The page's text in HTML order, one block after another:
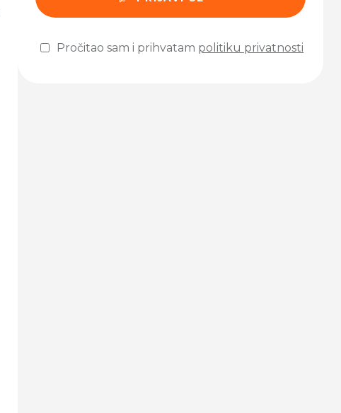
Pročitao sam i prihvatam politiku privatnosti